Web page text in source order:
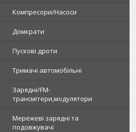
Компресори/Насоси
Домкрати
Пускові дроти
Тримачі автомобільні
Зарядні/FM-
трансмітери,модулятори
Мережеві зарядні та
подовжувачі